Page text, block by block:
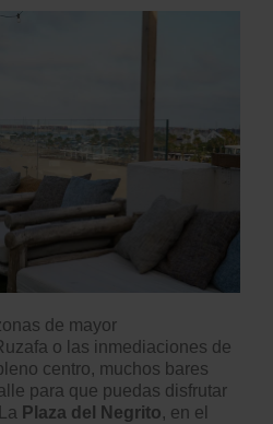
de mayor
o las inmediaciones de
centro, muchos bares
para que puedas disfrutar
Plaza del Negrito, en el